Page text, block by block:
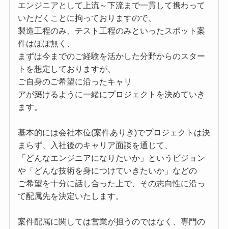
エンジニアとして上流～下流まで一貫して携わって
いただくことに拘っておりますので、
製造工程のみ、テスト工程のみといったスポット案
件はほぼ無く、
まずは今までのご経験を活かした分野からのスター
トを想定しておりますが、
ご自身のご希望に沿ったキャリ
アが築けるように一緒にプロジェクトを決めていき
ます。
基本的には会社本位(案件ありき)でプロジェクトは決
まらず、入社後のキャリア面談を通じて、
「どんなエンジニアになりたいか」というビジョン
や「どんな技術を身につけていきたいか」などの
ご希望を十分に話し合った上で、その志向性に沿っ
て配属先を決定いたします。
案件配属に関しては営業が担うのではなく、専門の